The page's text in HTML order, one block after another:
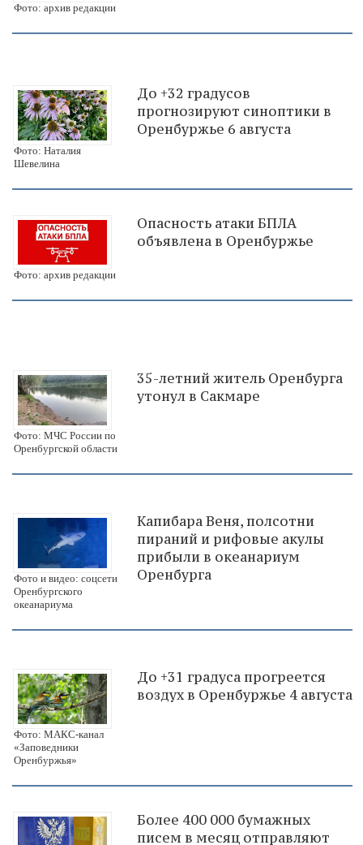
Фото: архив редакции
Фото: Наталия
Шевелина
До +32 градусов
прогнозируют синоптики в
Оренбуржье 6 августа
Фото: архив редакции
Опасность атаки БПЛА
объявлена в Оренбуржье
Фото: МЧС России по
Оренбургской области
35-летний житель Оренбурга
утонул в Сакмаре
Фото и видео: соцсети
Оренбургского
океанариума
Капибара Веня, полсотни
пираний и рифовые акулы
прибыли в океанариум
Оренбурга
Фото: МАКС-канал
«Заповедники
Оренбуржья»
До +31 градуса прогреется
воздух в Оренбуржье 4 августа
Более 400 000 бумажных
писем в месяц отправляют